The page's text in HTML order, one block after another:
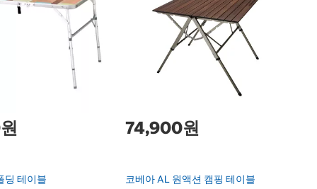
딩 테이블
74,900원
코베아 AL 원액션 캠핑 테이블